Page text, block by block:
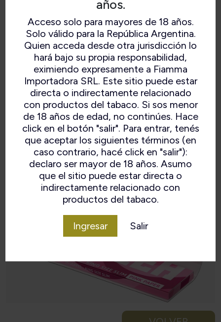
años.
Acceso solo para mayores de 18 años.
Solo válido para la República Argentina.
Quien acceda desde otra jurisdicción lo
hará bajo su propia responsabilidad,
eximiendo expresamente a Fiamma
Importadora SRL. Este sitio puede estar
directa o indirectamente relacionado
con productos del tabaco. Si sos menor
de 18 años de edad, no continúes. Hace
click en el botón "salir". Para entrar, tenés
que aceptar los siguientes términos (en
caso contrario, hacé click en "salir"):
declaro ser mayor de 18 años. Asumo
que el sitio puede estar directa o
indirectamente relacionado con
productos del tabaco.
Ingresar Salir
KING SIZE PINK MAGNET + TIPS
34 Papeles + 34 Filtros.
14 gr/m2.
Cierre Magnético.
Combustión lenta.
Papel Rosa.